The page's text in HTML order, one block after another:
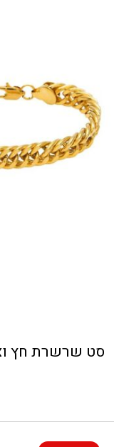
סט שרשרת חץ